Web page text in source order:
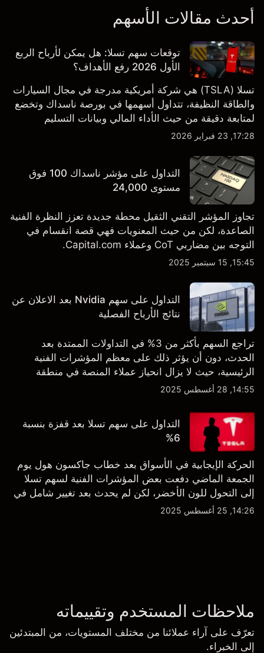
أحدث مقالات الأسهم
توقعات سهم تسلا: هل يمكن لأرباح الربع
الأول 2026 رفع الأهداف؟
تسلا (TSLA) هي شركة أمريكية مدرجة في مجال السيارات
والطاقة النظيفة، تتداول أسهمها في بورصة ناسداك وتخضع
لمتابعة دقيقة من حيث الأداء المالي وبيانات التسليم
والتطورات في التكنولوجيا والتصنيع. استكشف أهداف أسعار
17:28, 23 فبراير 2026
التداول على مؤشر ناسداك 100 فوق
مستوى 24,000
تجاوز المؤشر التقني الثقيل محطة جديدة تعزز النظرة الفنية
الصاعدة، لكن من حيث المعنويات فهي قصة انقسام في
التوجه بين مضاربي CoT وعملاء Capital.com.
15:45, 15 سبتمبر 2025
التداول على سهم Nvidia بعد الاعلان عن
نتائج الأرباح الفصلية
تراجع السهم بأكثر من 3% في التداولات الممتدة بعد
الحدث، دون أن يؤثر ذلك على معظم المؤشرات الفنية
الرئيسية، حيث لا يزال انحياز عملاء المنصة في منطقة
الشراء المفرط.
14:55, 28 أغسطس 2025
التداول على سهم تسلا بعد قفزة بنسبة
6%
الحركة الإيجابية في الأسواق بعد خطاب جاكسون هول يوم
الجمعة الماضي دفعت بعض المؤشرات الفنية لسهم تسلا
إلى التحول للون الأخضر، لكن لم يحدث بعد تغيير شامل في
النظرة الفنية سواء على الإطار اليومي أو الأسبوعي.
14:26, 25 أغسطس 2025
ملاحظات المستخدم وتقييماته
تعرّف على آراء عملائنا من مختلف المستويات، من المبتدئين
إلى الخبراء.